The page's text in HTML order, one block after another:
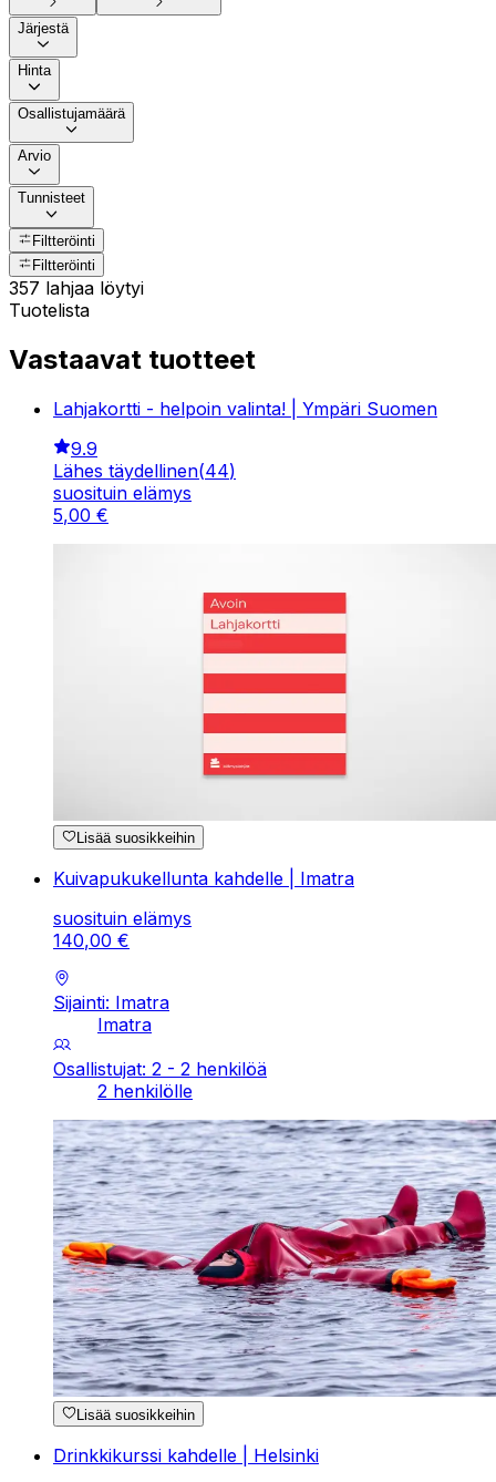
Järjestä
Hinta
Osallistujamäärä
Arvio
Tunnisteet
Filtteröinti
Filtteröinti
357 lahjaa löytyi
Tuotelista
Vastaavat tuotteet
Lahjakortti - helpoin valinta! | Ympäri Suomen
9.9
Lähes täydellinen(44)
suosituin elämys
5,00 €
Lisää suosikkeihin
Kuivapukukellunta kahdelle | Imatra
suosituin elämys
140,00 €
Sijainti: Imatra
Imatra
Osallistujat: 2 - 2 henkilöä
2 henkilölle
Lisää suosikkeihin
Drinkkikurssi kahdelle | Helsinki